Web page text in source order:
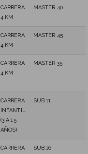
CARRERA
4 KM
MASTER 40
CARRERA
4 KM
MASTER 45
CARRERA
4 KM
MASTER 35
CARRERA
INFANTIL
(3 A 15
AÑOS)
SUB 11
CARRERA
SUB 16